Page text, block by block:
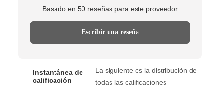
Basado en 50 reseñas para este proveedor
Escribir una reseña
Instantánea de
calificación
La siguiente es la distribución de
todas las calificaciones